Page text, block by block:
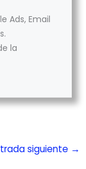
Ads, Email
la
siguiente →